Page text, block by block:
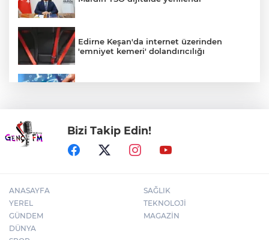
Edirne Keşan'da internet üzerinden
'emniyet kemeri' dolandırıcılığı
Antalya Muratpaşa'da çocukların
gelişimine cimnastik desteği
Bizi Takip Edin!
ANASAYFA
YEREL
GÜNDEM
DÜNYA
SAĞLIK
TEKNOLOJİ
MAGAZİN